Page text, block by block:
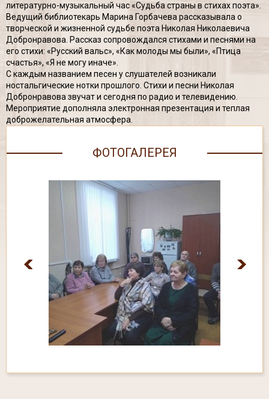
литературно-музыкальный час «Судьба страны в стихах поэта».
Ведущий библиотекарь Марина Горбачева рассказывала о
творческой и жизненной судьбе поэта Николая Николаевича
Добронравова. Рассказ сопровождался стихами и песнями на
его стихи: «Русский вальс», «Как молоды мы были», «Птица
счастья», «Я не могу иначе».
С каждым названием песен у слушателей возникали
ностальгические нотки прошлого. Стихи и песни Николая
Добронравова звучат и сегодня по радио и телевидению.
Мероприятие дополняла электронная презентация и теплая
доброжелательная атмосфера.
ФОТОГАЛЕРЕЯ